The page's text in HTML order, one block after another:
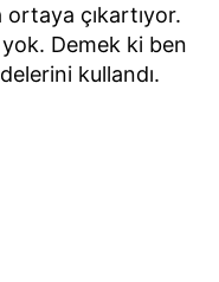
çıkartıyor.
Demek ki ben
kullandı.